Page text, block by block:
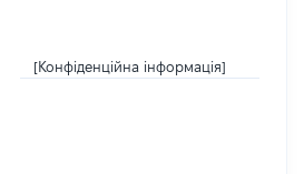
[Конфіденційна інформація]